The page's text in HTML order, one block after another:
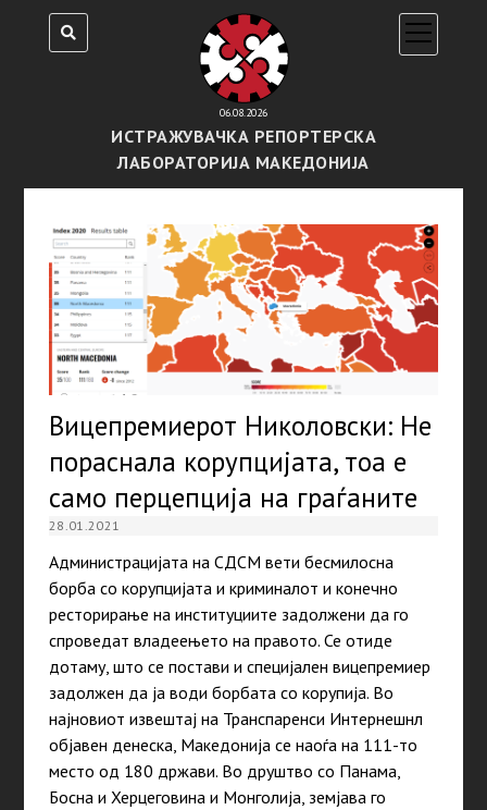
06.08.2026
ИСТРАЖУВАЧКА РЕПОРТЕРСКА
ЛАБОРАТОРИЈА МАКЕДОНИЈА
open
menu
Вицепремиерот Николовски: Не
пораснала корупцијата, тоа е
само перцепција на граѓаните
28.01.2021
Администрацијата на СДСМ вети бесмилосна
борба со корупцијата и криминалот и конечно
ресторирање на институциите задолжени да го
спроведат владеењето на правото. Се отиде
дотаму, што се постави и специјален вицепремиер
задолжен да ја води борбата со корупија. Во
најновиот извештај на Транспаренси Интернешнл
објавен денеска, Македонија се наоѓа на 111-то
место од 180 држави. Во друштво со Панама,
Босна и Херцеговина и Монголија, земјава го